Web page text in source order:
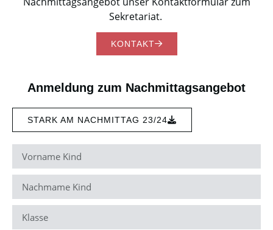
Sekretariat.
KONTAKT
Anmeldung zum Nachmittagsangebot
STARK AM NACHMITTAG 23/24